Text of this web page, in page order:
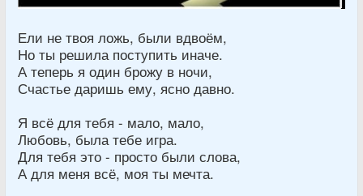
Ели не твоя ложь, были вдвоём,
Но ты решила поступить иначе.
А теперь я один брожу в ночи,
Счастье даришь ему, ясно давно.
Я всё для тебя - мало, мало,
Любовь, была тебе игра.
Для тебя это - просто были слова,
А для меня всё, моя ты мечта.